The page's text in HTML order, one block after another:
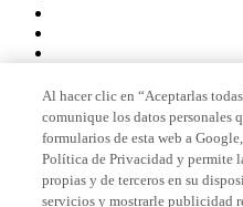
Miembro de
Al hacer clic en “Aceptarlas
comunique los datos personales
formularios de esta web a
Política de Privacidad y permite
propias y de terceros en su
servicios y mostrarle publicidad